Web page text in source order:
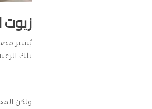
زيوت
يُشير
تلك
ولكن